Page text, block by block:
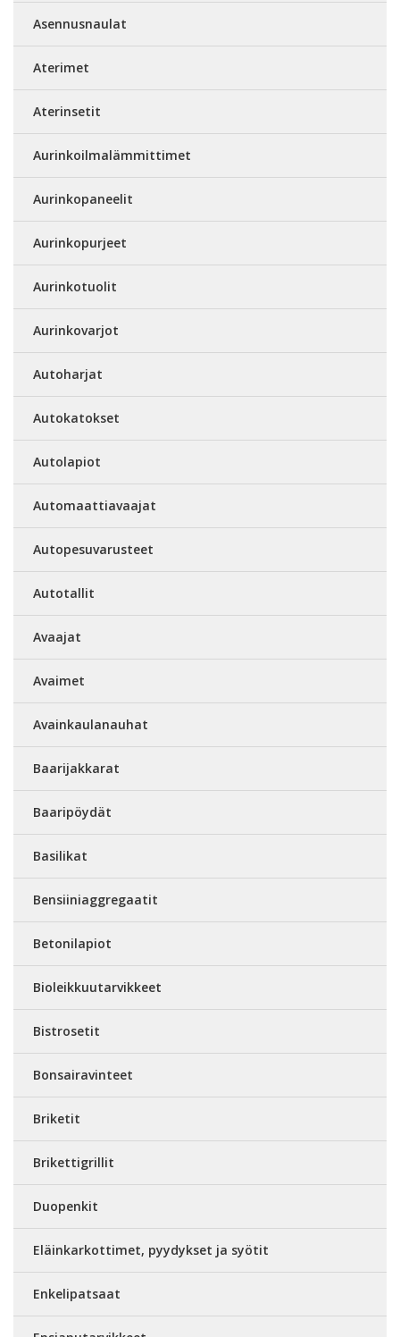
Asennusnaulat
Aterimet
Aterinsetit
Aurinkoilmalämmittimet
Aurinkopaneelit
Aurinkopurjeet
Aurinkotuolit
Aurinkovarjot
Autoharjat
Autokatokset
Autolapiot
Automaattiavaajat
Autopesuvarusteet
Autotallit
Avaajat
Avaimet
Avainkaulanauhat
Baarijakkarat
Baaripöydät
Basilikat
Bensiiniaggregaatit
Betonilapiot
Bioleikkuutarvikkeet
Bistrosetit
Bonsairavinteet
Briketit
Brikettigrillit
Duopenkit
Eläinkarkottimet, pyydykset ja syötit
Enkelipatsaat